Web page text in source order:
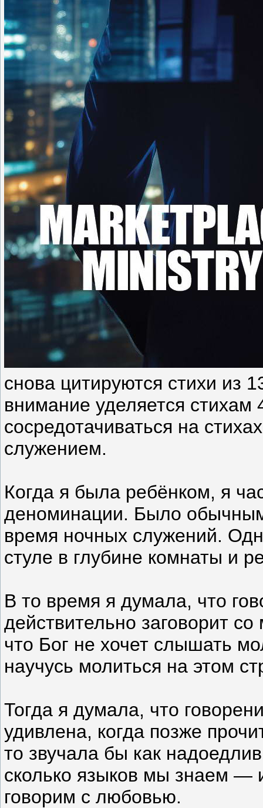
снова цитируются стихи
внимание уделяется
сосредотачиваться на
служением.
Когда я была ребёнком, я
деноминации. Было обычным
время ночных служений.
стуле в глубине комнаты и
В то время я думала, что
действительно заговорит
что Бог не хочет слышать
научусь молиться на этом
Тогда я думала, что
удивлена, когда позже
то звучала бы как
сколько языков мы знаем —
говорим с любовью.